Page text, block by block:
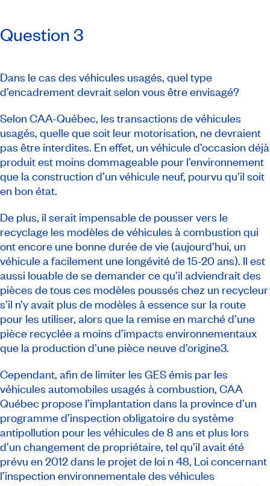
Question 3
Dans le cas des véhicules usagés, quel type
d’encadrement devrait selon vous être envisagé?
Selon CAA-Québec, les transactions de véhicules
usagés, quelle que soit leur motorisation, ne devraient
pas être interdites. En effet, un véhicule d’occasion déjà
produit est moins dommageable pour l’environnement
que la construction d’un véhicule neuf, pourvu qu’il soit
en bon état.
De plus, il serait impensable de pousser vers le
recyclage les modèles de véhicules à combustion qui
ont encore une bonne durée de vie (aujourd’hui, un
véhicule a facilement une longévité de 15-20 ans). Il est
aussi louable de se demander ce qu’il adviendrait des
pièces de tous ces modèles poussés chez un recycleur
s’il n’y avait plus de modèles à essence sur la route
pour les utiliser, alors que la remise en marché d’une
pièce recyclée a moins d’impacts environnementaux
que la production d’une pièce neuve d’origine3.
Cependant, afin de limiter les GES émis par les
véhicules automobiles usagés à combustion, CAA
Québec propose l’implantation dans la province d’un
programme d’inspection obligatoire du système
antipollution pour les véhicules de 8 ans et plus lors
d’un changement de propriétaire, tel qu’il avait été
prévu en 2012 dans le projet de loi n 48, Loi concernant
l’inspection environnementale des véhicules